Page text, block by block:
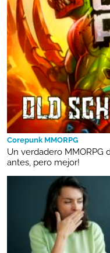
Corepunk MMORPG
Un verdadero MMORPG
antes, pero mejor!